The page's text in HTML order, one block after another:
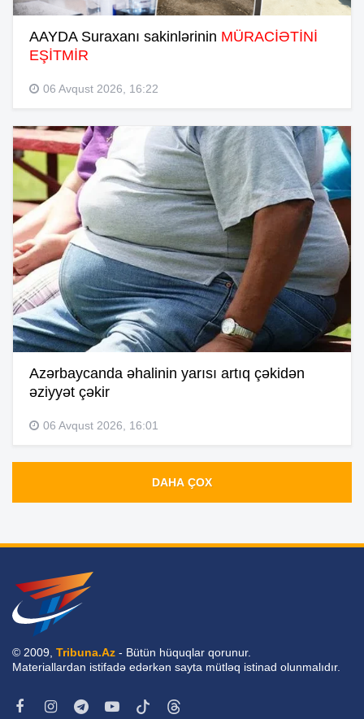
AAYDA Suraxanı sakinlərinin MÜRACİƏTİNİ
EŞİTMİR
06 Avqust 2026, 16:22
Azərbaycanda əhalinin yarısı artıq çəkidən
əziyyət çəkir
06 Avqust 2026, 16:01
DAHA ÇOX
© 2009, Tribuna.Az - Bütün hüquqlar qorunur.
Materiallardan istifadə edərkən sayta mütləq istinad olunmalıdır.